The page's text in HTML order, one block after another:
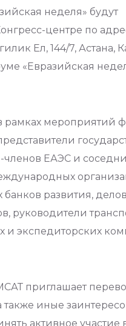
неделя» будут
центре по
Ел, 144/7, Астана,
«Евразийская
рамках мероприятий
членов ЕАЭС и
банков развития,
руководители
и экспедиторских
приглашает
также иные
активное участие